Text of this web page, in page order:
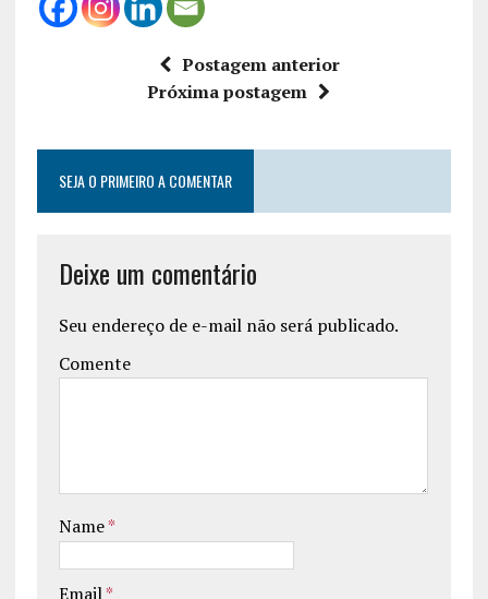
Postagem anterior
Próxima postagem
SEJA O PRIMEIRO A COMENTAR
Deixe um comentário
Seu endereço de e-mail não será publicado.
Comente
Name*
Email*